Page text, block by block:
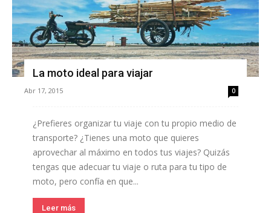
La moto ideal para viajar
Abr 17, 2015 0
¿Prefieres organizar tu viaje con tu propio medio de
transporte? ¿Tienes una moto que quieres
aprovechar al máximo en todos tus viajes? Quizás
tengas que adecuar tu viaje o ruta para tu tipo de
moto, pero confía en que...
Leer más